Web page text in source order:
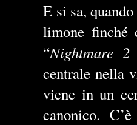
E si sa,
limone finché
“Nightmare
centrale nella
viene in un
canonico.